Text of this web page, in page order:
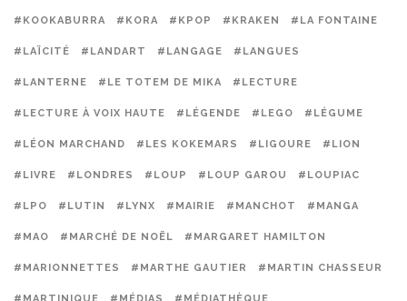
#KOOKABURRA #KORA #KPOP #KRAKEN #LA FONTAINE
#LAÏCITÉ #LANDART #LANGAGE #LANGUES
#LANTERNE #LE TOTEM DE MIKA #LECTURE
#LECTURE À VOIX HAUTE #LÉGENDE #LEGO #LÉGUME
#LÉON MARCHAND #LES KOKEMARS #LIGOURE #LION
#LIVRE #LONDRES #LOUP #LOUP GAROU #LOUPIAC
#LPO #LUTIN #LYNX #MAIRIE #MANCHOT #MANGA
#MAO #MARCHÉ DE NOËL #MARGARET HAMILTON
#MARIONNETTES #MARTHE GAUTIER #MARTIN CHASSEUR